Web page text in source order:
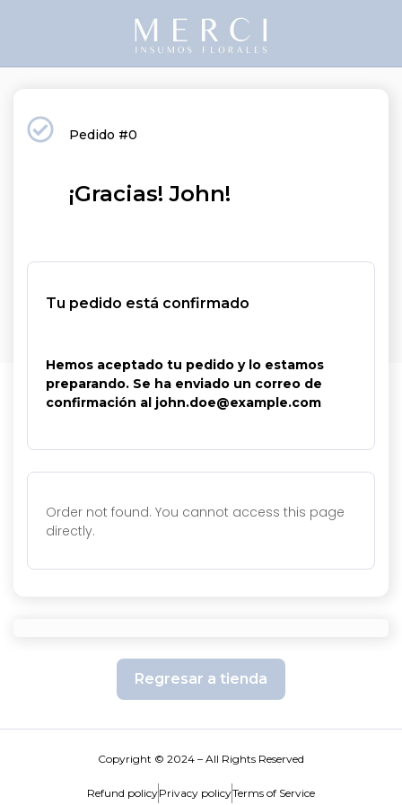
Pedido #0
¡Gracias! John!
Tu pedido está confirmado
Hemos aceptado tu pedido y lo estamos
preparando. Se ha enviado un correo de
confirmación al john.doe@example.com
Order not found. You cannot access this page
directly.
Regresar a tienda
Copyright © 2024 – All Rights Reserved
Refund policyPrivacy policyTerms of Service